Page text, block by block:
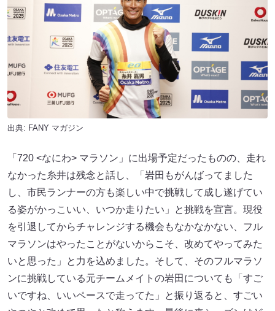
出典: FANY マガジン
「720 <なにわ> マラソン」に出場予定だったものの、走れ
なかった糸井は残念と話し、「岩田もがんばってました
し、市民ランナーの方も楽しい中で挑戦して成し遂げてい
る姿がかっこいい、いつか走りたい」と挑戦を宣言。現役
を引退してからチャレンジする機会もなかなかない、フル
マラソンはやったことがないからこそ、改めてやってみた
いと思った」と力を込めました。そして、そのフルマラソ
ンに挑戦している元チームメイトの岩田についても「すご
いですね、いいペースで走ってた」と振り返ると、すごい